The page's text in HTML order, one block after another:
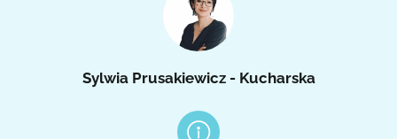
Sylwia Prusakiewicz - Kucharska